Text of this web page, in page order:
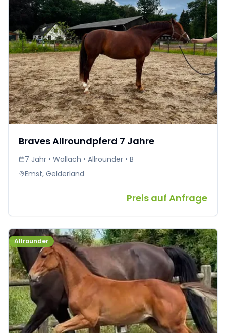
Braves Allroundpferd 7 Jahre
7 Jahr • Wallach • Allrounder • B
Emst, Gelderland
Preis auf Anfrage
Allrounder